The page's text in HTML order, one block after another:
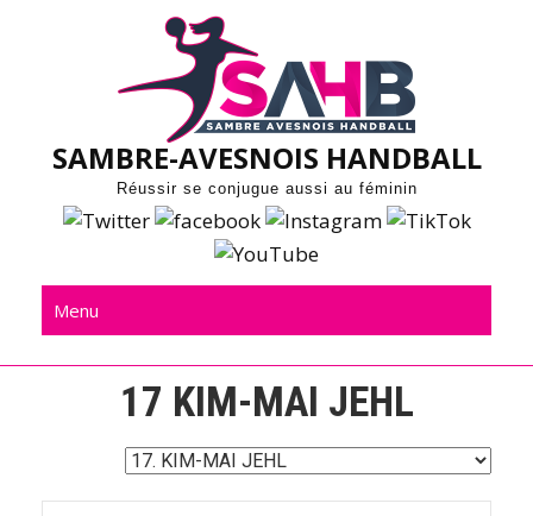
SAMBRE-AVESNOIS HANDBALL
Réussir se conjugue aussi au féminin
Menu
17 KIM-MAI JEHL